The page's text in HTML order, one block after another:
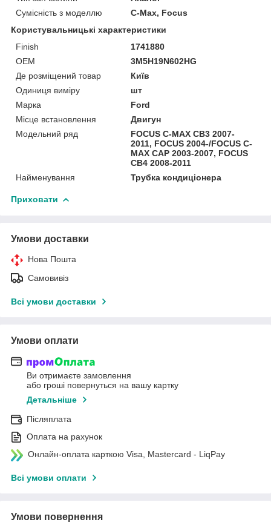
Сумісність з моделлю
C-Max, Focus
Користувальницькі характеристики
Finish
1741880
OEM
3M5H19N602HG
Де розміщений товар
Київ
Одиниця виміру
шт
Марка
Ford
Місце встановлення
Двигун
Модельний ряд
FOCUS C-MAX CB3 2007-
2011, FOCUS 2004-/FOCUS C-
MAX CAP 2003-2007, FOCUS
CB4 2008-2011
Найменування
Трубка кондиціонера
Приховати
Умови доставки
Нова Пошта
Самовивіз
Всі умови доставки
Умови оплати
Ви отримаєте замовлення
або гроші повернуться на вашу картку
Детальніше
Післяплата
Оплата на рахунок
Онлайн-оплата карткою Visa, Mastercard - LiqPay
Всі умови оплати
Умови повернення